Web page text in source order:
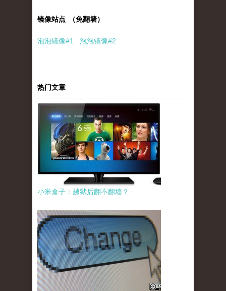
镜像站点 （免翻墙）
泡泡镜像#1 泡泡镜像#2
热门文章
小米盒子：越狱后翻不翻墙？